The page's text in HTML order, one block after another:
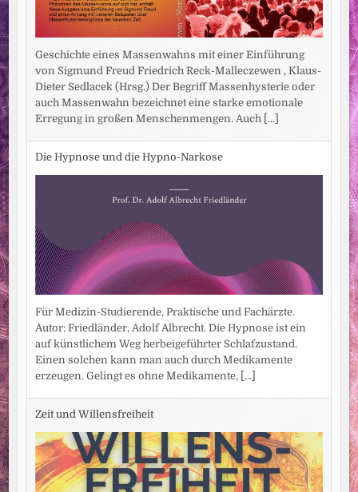
Geschichte eines Massenwahns mit einer Einführung
von Sigmund Freud Friedrich Reck-Malleczewen , Klaus-
Dieter Sedlacek (Hrsg.) Der Begriff Massenhysterie oder
auch Massenwahn bezeichnet eine starke emotionale
Erregung in großen Menschenmengen. Auch [...]
Die Hypnose und die Hypno-Narkose
Für Medizin-Studierende, Praktische und Fachärzte.
Autor: Friedländer, Adolf Albrecht. Die Hypnose ist ein
auf künstlichem Weg herbeigeführter Schlafzustand.
Einen solchen kann man auch durch Medikamente
erzeugen. Gelingt es ohne Medikamente, [...]
Zeit und Willensfreiheit